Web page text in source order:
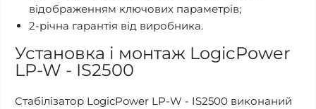
відображенням ключових параметрів;
2-річна гарантія від виробника.
Установка і монтаж LogicPower
LP-W - IS2500
Стабілізатор LogicPower LP-W - IS2500 виконаний